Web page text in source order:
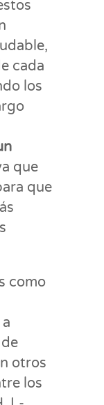
cada
los
que
que
como
otros
los